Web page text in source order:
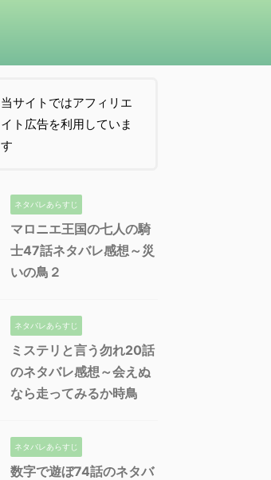
当サイトではアフィリエ
イト広告を利用していま
す
ネタバレあらすじ
マロニエ王国の七人の騎
士47話ネタバレ感想～災
いの鳥２
ネタバレあらすじ
ミステリと言う勿れ20話
のネタバレ感想～会えぬ
なら走ってみるか時鳥
ネタバレあらすじ
数字で遊ぼ74話のネタバ